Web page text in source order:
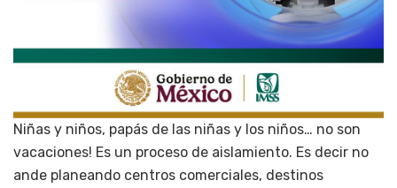
Niñas y niños, papás de las niñas y los niños… no son
vacaciones! Es un proceso de aislamiento. Es decir no
ande planeando centros comerciales, destinos